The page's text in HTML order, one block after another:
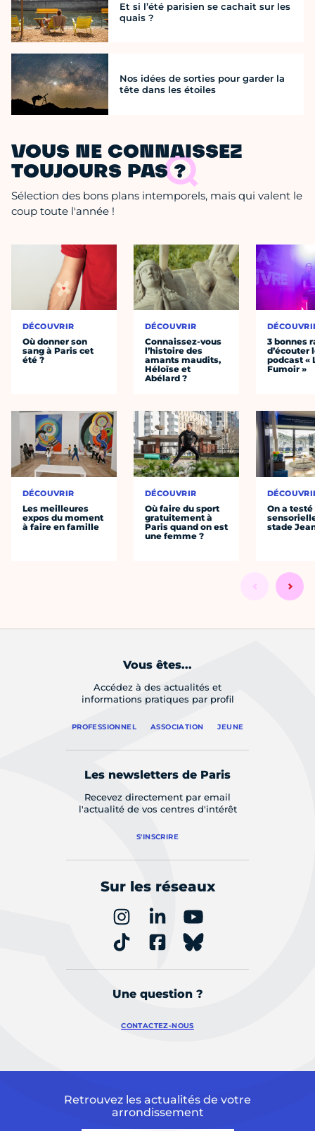
Et si l’été parisien se cachait sur les
quais ?
Nos idées de sorties pour garder la
tête dans les étoiles
VOUS NE CONNAISSEZ
TOUJOURS PAS ?
Sélection des bons plans intemporels, mais qui valent le
coup toute l'année !
DÉCOUVRIR
Où donner son
sang à Paris cet
été ?
DÉCOUVRIR
Les meilleures
expos du moment
à faire en famille
DÉCOUVRIR
Connaissez-vous
l’histoire des
amants maudits,
Héloïse et
Abélard ?
DÉCOUVRIR
Où faire du sport
gratuitement à
Paris quand on est
une femme ?
3 bonnes
d’écouter
podcast «
Fumoir »
On a
stade
Vous êtes...
Accédez à des actualités et
informations pratiques par profil
PROFESSIONNEL ASSOCIATION JEUNE
Les newsletters de Paris
Recevez directement par email
l'actualité de vos centres d'intérêt
S'INSCRIRE
Sur les réseaux
Une question ?
CONTACTEZ-NOUS
Retrouvez les actualités de votre
arrondissement